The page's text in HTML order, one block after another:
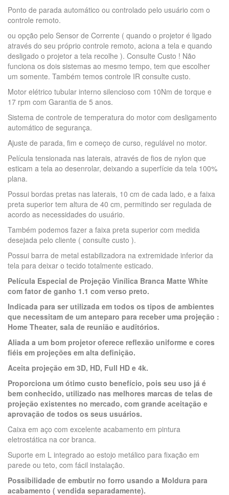
Ponto de parada automático ou controlado pelo usuário com o
controle remoto.
ou opção pelo Sensor de Corrente ( quando o projetor é ligado
através do seu próprio controle remoto, aciona a tela e quando
desligado o projetor a tela recolhe ). Consulte Custo ! Não
funciona os dois sistemas ao mesmo tempo, tem que escolher
um somente. Também temos controle IR consulte custo.
Motor elétrico tubular interno silencioso com 10Nm de torque e
17 rpm com Garantia de 5 anos.
Sistema de controle de temperatura do motor com desligamento
automático de segurança.
Ajuste de parada, fim e começo de curso, regulável no motor.
Película tensionada nas laterais, através de fios de nylon que
esticam a tela ao desenrolar, deixando a superfície da tela 100%
plana.
Possui bordas pretas nas laterais, 10 cm de cada lado, e a faixa
preta superior tem altura de 40 cm, permitindo ser regulada de
acordo as necessidades do usuário.
Também podemos fazer a faixa preta superior com medida
desejada pelo cliente ( consulte custo ).
Possui barra de metal estabilizadora na extremidade inferior da
tela para deixar o tecido totalmente esticado.
Película Especial de Projeção Vinílica Branca Matte White
com fator de ganho 1.1 com verso preto.
Indicada para ser utilizada em todos os tipos de ambientes
que necessitam de um anteparo para receber uma projeção :
Home Theater, sala de reunião e auditórios.
Aliada a um bom projetor oferece reflexão uniforme e cores
fiéis em projeções em alta definição.
Aceita projeção em 3D, HD, Full HD e 4k.
Proporciona um ótimo custo benefício, pois seu uso já é
bem conhecido, utilizado nas melhores marcas de telas de
projeção existentes no mercado, com grande aceitação e
aprovação de todos os seus usuários.
Caixa em aço com excelente acabamento em pintura
eletrostática na cor branca.
Suporte em L integrado ao estojo metálico para fixação em
parede ou teto, com fácil instalação.
Possibilidade de embutir no forro usando a Moldura para
acabamento ( vendida separadamente).